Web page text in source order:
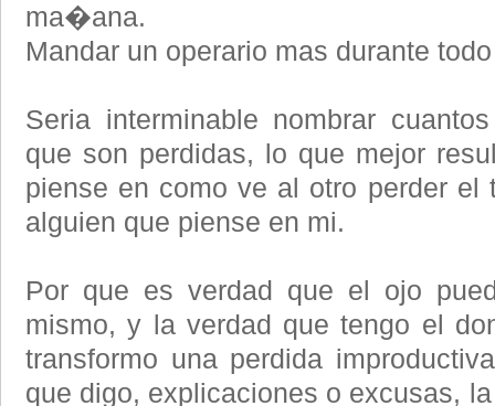
ma�ana.
Mandar un operario mas durante
Seria interminable nombrar
que son perdidas, lo que mejor
piense en como ve al otro perder
alguien que piense en mi.
Por que es verdad que el ojo
mismo, y la verdad que tengo el
transformo una perdida
que digo, explicaciones o excusas,